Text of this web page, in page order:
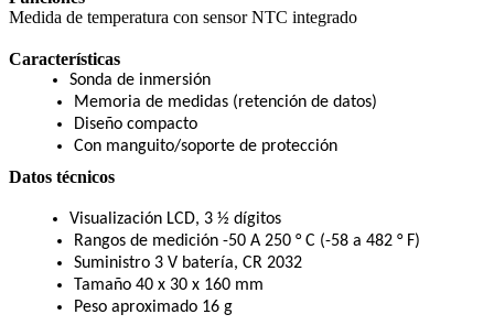
Medida de temperatura con sensor NTC integrado
Características
Sonda de inmersión
Memoria de medidas (retención de datos)
Diseño compacto
Con manguito/soporte de protección
Datos técnicos
Visualización LCD, 3 ½ dígitos
Rangos de medición -50 A 250 ° C (-58 a 482 ° F)
Suministro 3 V batería, CR 2032
Tamaño 40 x 30 x 160 mm
Peso aproximado 16 g